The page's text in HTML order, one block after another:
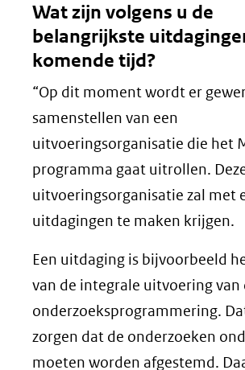
Wat zijn volgens u de
belangrijkste
komende tijd?
“Op dit moment wordt er
samenstellen van een
uitvoeringsorganisatie die het
programma gaat uitrollen.
uitvoeringsorganisatie zal met
uitdagingen te maken krijgen.
Een uitdaging is bijvoorbeeld
van de integrale uitvoering van
onderzoeksprogrammering.
zorgen dat de onderzoeken
moeten worden afgestemd.